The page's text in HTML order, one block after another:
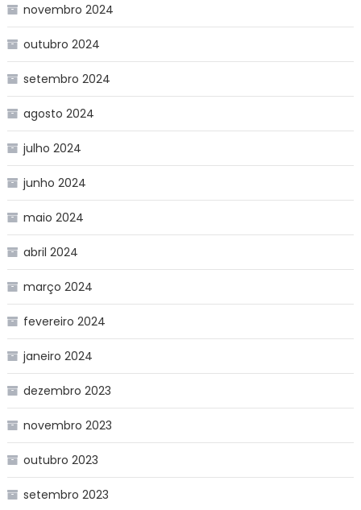
novembro 2024
outubro 2024
setembro 2024
agosto 2024
julho 2024
junho 2024
maio 2024
abril 2024
março 2024
fevereiro 2024
janeiro 2024
dezembro 2023
novembro 2023
outubro 2023
setembro 2023